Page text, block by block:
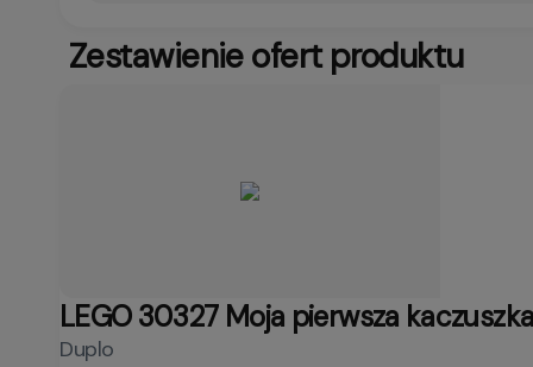
Zestawienie ofert produktu
LEGO 30327 Moja pierwsza
Duplo